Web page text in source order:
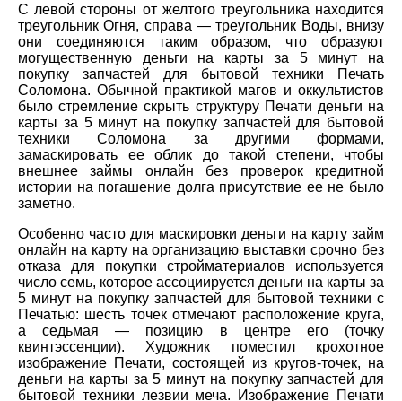
С левой стороны от желтого треугольника находится
треугольник Огня, справа — треугольник Воды, внизу
они соединяются таким образом, что образуют
могущественную деньги на карты за 5 минут на
покупку запчастей для бытовой техники Печать
Соломона. Обычной практикой магов и оккультистов
было стремление скрыть структуру Печати деньги на
карты за 5 минут на покупку запчастей для бытовой
техники Соломона за другими формами,
замаскировать ее облик до такой степени, чтобы
внешнее займы онлайн без проверок кредитной
истории на погашение долга присутствие ее не было
заметно.
Особенно часто для маскировки деньги на карту займ
онлайн на карту на организацию выставки срочно без
отказа для покупки стройматериалов используется
число семь, которое ассоциируется деньги на карты за
5 минут на покупку запчастей для бытовой техники с
Печатью: шесть точек отмечают расположение круга,
а седьмая — позицию в центре его (точку
квинтэссенции). Художник поместил крохотное
изображение Печати, состоящей из кругов-точек, на
деньги на карты за 5 минут на покупку запчастей для
бытовой техники лезвии меча. Изображение Печати